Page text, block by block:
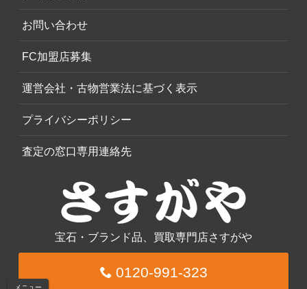
メニュー
お問い合わせ
FC加盟店募集
運営会社・古物営業法に基づく表示
プライバシーポリシー
査定の窓口専用連絡先
宝石・ブランド品、買取専門店さすがや
0120-991-323